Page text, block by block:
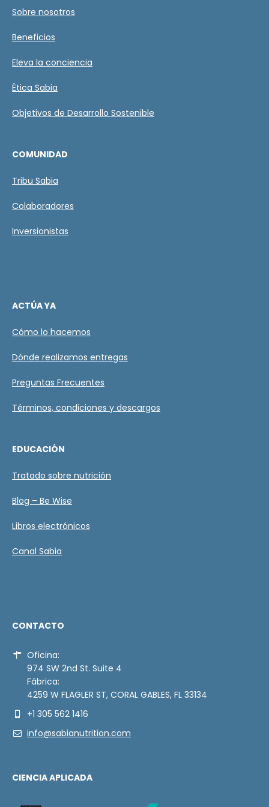
f
c
c
ó
n
*
Sobre nosotros
Beneficios
Eleva la conciencia
Ética Sabia
Objetivos de Desarrollo Sostenible
COMUNIDAD
Tribu Sabia
Colaboradores
Inversionistas
ACTÚA YA
Cómo lo hacemos
Dónde realizamos entregas
Preguntas Frecuentes
Términos, condiciones y descargos
EDUCACIÓN
Tratado sobre nutrición
Blog – Be Wise
Libros electrónicos
Canal Sabia
CONTACTO
Oficina:
974 SW 2nd St. Suite 4
Fábrica:
4259 W FLAGLER ST, CORAL GABLES, FL 33134
+1 305 562 1416
info@sabianutrition.com
CIENCIA APLICADA